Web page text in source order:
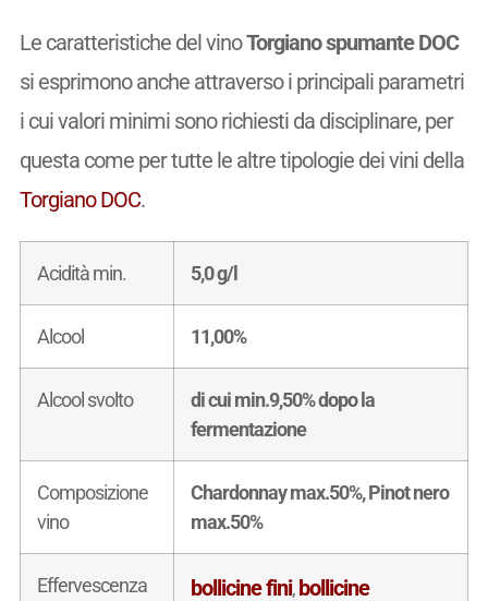
Le caratteristiche del vinoTorgiano spumante DOC
si esprimono anche attraverso i principali parametri
i cui valori minimi sono richiesti da disciplinare, per
questa come per tutte le altre tipologie dei vini della
Torgiano DOC.
Acidità min. 5,0 g/l
Alcool 11,00%
Alcool svolto
di cui min.9,50% dopo la
fermentazione
Composizione
vino
Chardonnay max.50%, Pinot nero
max.50%
Effervescenza bollicine fini,bollicine